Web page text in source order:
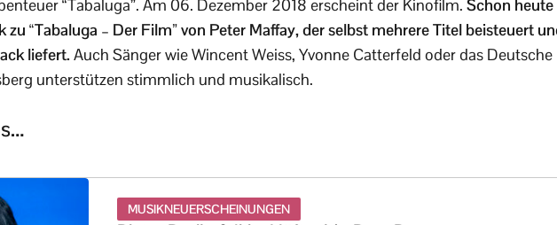
“Tabaluga”. Am 06. Dezember 2018 erscheint der Kinofilm. Schon heute
zu “Tabaluga – Der Film” von Peter Maffay, der selbst mehrere Titel beisteuert
liefert. Auch Sänger wie Wincent Weiss, Yvonne Catterfeld oder das Deutsche
unterstützen stimmlich und musikalisch.
MUSIKNEUERSCHEINUNGEN